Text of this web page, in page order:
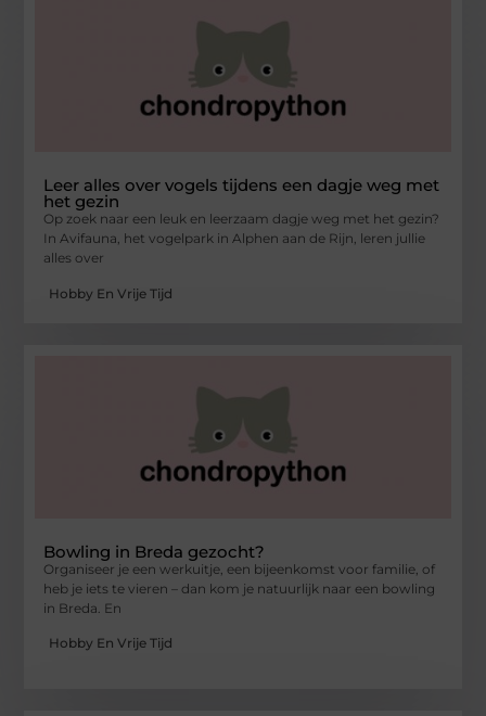
Leer alles over vogels tijdens een dagje weg met
het gezin
Op zoek naar een leuk en leerzaam dagje weg met het gezin?
In Avifauna, het vogelpark in Alphen aan de Rijn, leren jullie
alles over
Hobby En Vrije Tijd
Bowling in Breda gezocht?
Organiseer je een werkuitje, een bijeenkomst voor familie, of
heb je iets te vieren – dan kom je natuurlijk naar een bowling
in Breda. En
Hobby En Vrije Tijd